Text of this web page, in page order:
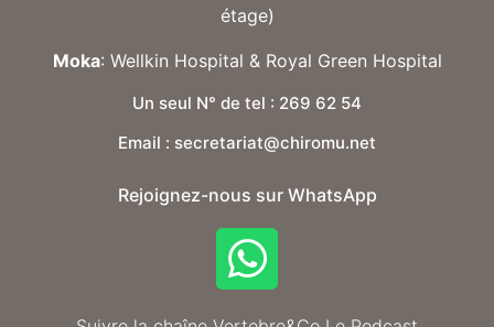
étage)
Moka: Wellkin Hospital & Royal Green Hospital
Un seul N° de tel : 269 62 54
Email : secretariat@chiromu.net
Rejoignez-nous sur WhatsApp